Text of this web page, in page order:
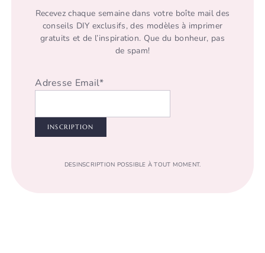
Recevez chaque semaine dans votre boîte mail des
conseils DIY exclusifs, des modèles à imprimer
gratuits et de l’inspiration. Que du bonheur, pas
de spam!
Adresse Email*
DESINSCRIPTION POSSIBLE À TOUT MOMENT.